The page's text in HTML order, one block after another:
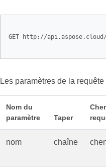
GET http://
Les paramètres de la requête
Nom du
paramètre
Taper
nom chaîne